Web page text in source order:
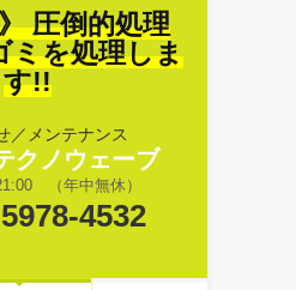
圧倒的処理
ミを処理しま
す!!
／メンテナンス
クノウェーブ
（年中無休）
4532